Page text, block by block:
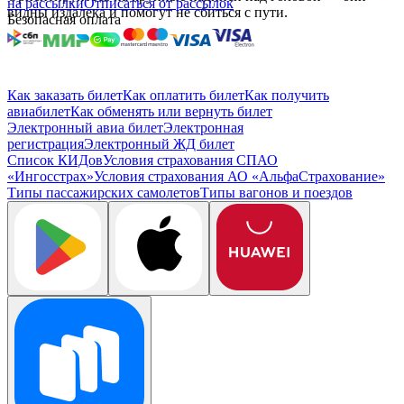
видны издалека и помогут не сбиться с пути.
на рассылкиОтписаться от рассылок
Безопасная оплата
Как заказать билетКак оплатить билетКак получить
авиабилетКак обменять или вернуть билет
Электронный авиа билетЭлектронная
регистрацияЭлектронный ЖД билет
Список КИДовУсловия страхования СПАО
«Ингосстрах»Условия страхования АО «АльфаСтрахование»
Типы пассажирских самолетовТипы вагонов и поездов